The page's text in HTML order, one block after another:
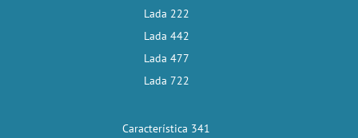
Lada 222
Lada 442
Lada 477
Lada 722
Característica 341